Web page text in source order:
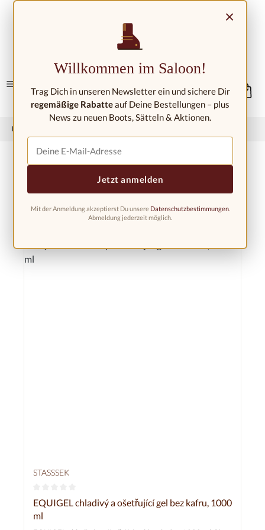
Domů
Filtr
STASSSEK
Průměrné hodnocení 0 z 5 hvězd
EQUIGEL chladivý a ošetřující gel bez kafru, 1000
ml
×
Willkommen im Saloon!
Trag Dich in unseren Newsletter ein und sichere Dir
regemäßige Rabatteauf Deine Bestellungen – plus
News zu neuen Boots, Sätteln & Aktionen.
Jetzt anmelden
Mit der Anmeldung akzeptierst Du unsere Datenschutzbestimmungen.
Abmeldung jederzeit möglich.